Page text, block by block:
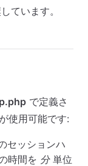
ています。
で定義さ
使用可能です:
セッションハ
時間を 分単位